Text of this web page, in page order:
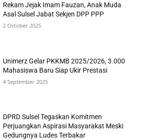
Rekam Jejak Imam Fauzan, Anak Muda
Asal Sulsel Jabat Sekjen DPP PPP
2 October 2025
Unimerz Gelar PKKMB 2025/2026, 3.000
Mahasiswa Baru Siap Ukir Prestasi
4 September 2025
DPRD Sulsel Tegaskan Komitmen
Perjuangkan Aspirasi Masyarakat Meski
Gedungnya Ludes Terbakar